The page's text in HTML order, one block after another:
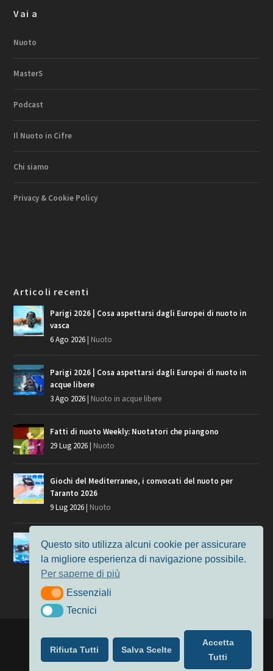
Vai a
Nuoto
MasterS
Podcast
Il Nuoto in Cifre
Chi siamo
Privacy & Cookie Policy
Articoli recenti
Parigi 2026 | Cosa aspettarsi dagli Europei di nuoto in
vasca
6 Ago 2026 Nuoto
Parigi 2026 | Cosa aspettarsi dagli Europei di nuoto in
acque libere
3 Ago 2026 Nuoto in acque libere
Fatti di nuoto Weekly: Nuotatori che piangono
29 Lug 2026 Nuoto
Giochi del Mediterraneo, i convocati del nuoto per
Taranto 2026
9 Lug 2026 Nuoto
Europei di Nuoto Parigi 2026: fra veterani e giovani, chi
manca?
7 Lug 2026
Nuoto
| Alimentato da
Nuoto
MasterS Podcast Il Nuoto in Cifre
Privacy & Cookie Policy
Questo sito utilizza alcuni cookie per assicurare
la migliore esperienza di navigazione possibile.
Per saperne di più
EssenzialiEssenziali
TecniciTecnici
Rifiuta Tutti Salva Scelte
Accetta
Tutti